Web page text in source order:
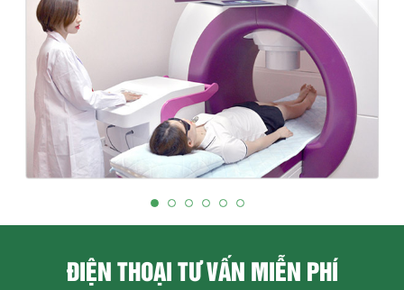
ĐIỆN THOẠI TƯ VẤN MIỄN PHÍ